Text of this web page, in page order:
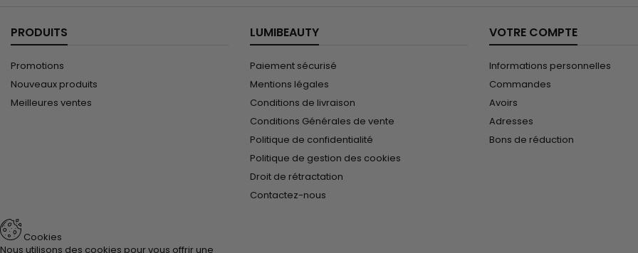
PRODUITS
Promotions
Nouveaux produits
Meilleures ventes
LUMIBEAUTY
Paiement sécurisé
Mentions légales
Conditions de livraison
Conditions Générales de vente
Politique de confidentialité
Politique de gestion des cookies
Droit de rétractation
Contactez-nous
VOTRE COMPTE
Informations personnelles
Commandes
Avoirs
Adresses
Bons de réduction
Cookies
Nous utilisons des cookies pour vous offrir une